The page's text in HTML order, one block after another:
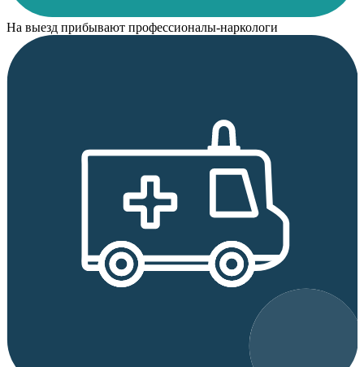
На выезд прибывают профессионалы-наркологи